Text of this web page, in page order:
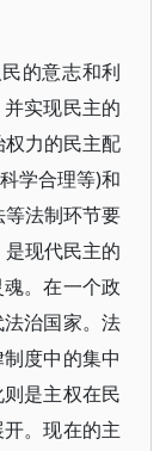
的意志和利
实现民主的
力的民主配
学合理等)和
法制环节要
现代民主的
。在一个政
治国家。法
度中的集中
是主权在民
。现在的主